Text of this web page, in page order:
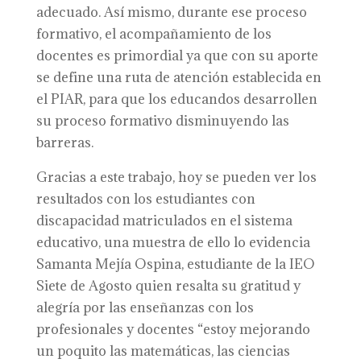
adecuado. Así mismo, durante ese proceso
formativo, el acompañamiento de los
docentes es primordial ya que con su aporte
se define una ruta de atención establecida en
el PIAR, para que los educandos desarrollen
su proceso formativo disminuyendo las
barreras.
Gracias a este trabajo, hoy se pueden ver los
resultados con los estudiantes con
discapacidad matriculados en el sistema
educativo, una muestra de ello lo evidencia
Samanta Mejía Ospina, estudiante de la IEO
Siete de Agosto quien resalta su gratitud y
alegría por las enseñanzas con los
profesionales y docentes “estoy mejorando
un poquito las matemáticas, las ciencias